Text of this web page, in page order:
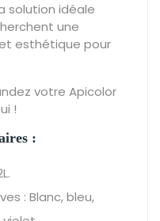
solution idéale
une
esthétique pour
votre Apicolor
!
:
: Blanc, bleu,